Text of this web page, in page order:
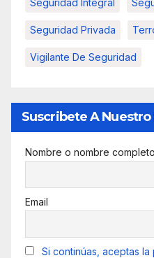
Seguridad Integral
Seguridad Privada
Vigilante De Seguridad
Suscribete A
Nombre o nombre completo
Email
Si continúas, aceptas